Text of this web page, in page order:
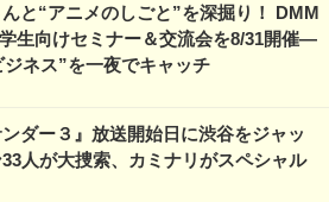
と“アニメのしごと”を深掘り！ DMM
生向けセミナー＆交流会を8/31開催―
ネス”を一夜でキャッチ
ダー３』放送開始日に渋谷をジャッ
人が大捜索、カミナリがスペシャル